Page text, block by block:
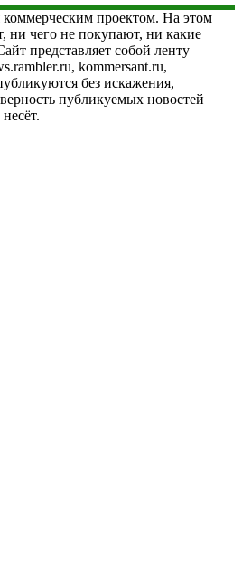
коммерческим проектом. На этом
ни чего не покупают, ни какие
представляет собой ленту
kommersant.ru,
без искажения,
публикуемых новостей